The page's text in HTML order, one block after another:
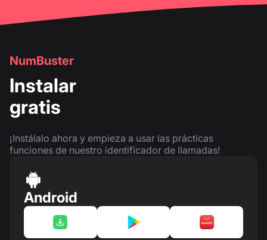
NumBuster
Instalar
gratis
¡Instálalo ahora y empieza a usar las prácticas
funciones de nuestro identificador de llamadas!
Android